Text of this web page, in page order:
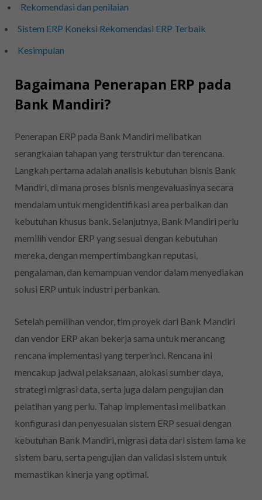
Rekomendasi dan penilaian
Sistem ERP Koneksi Rekomendasi ERP Terbaik
Kesimpulan
Bagaimana Penerapan ERP pada
Bank Mandiri?
Penerapan ERP pada Bank Mandiri melibatkan
serangkaian tahapan yang terstruktur dan terencana.
Langkah pertama adalah analisis kebutuhan bisnis Bank
Mandiri, di mana proses bisnis mengevaluasinya secara
mendalam untuk mengidentifikasi area perbaikan dan
kebutuhan khusus bank. Selanjutnya, Bank Mandiri perlu
memilih vendor ERP yang sesuai dengan kebutuhan
mereka, dengan mempertimbangkan reputasi,
pengalaman, dan kemampuan vendor dalam menyediakan
solusi ERP untuk industri perbankan.
Setelah pemilihan vendor, tim proyek dari Bank Mandiri
dan vendor ERP akan bekerja sama untuk merancang
rencana implementasi yang terperinci. Rencana ini
mencakup jadwal pelaksanaan, alokasi sumber daya,
strategi migrasi data, serta juga dalam pengujian dan
pelatihan yang perlu. Tahap implementasi melibatkan
konfigurasi dan penyesuaian sistem ERP sesuai dengan
kebutuhan Bank Mandiri, migrasi data dari sistem lama ke
sistem baru, serta pengujian dan validasi sistem untuk
memastikan kinerja yang optimal.